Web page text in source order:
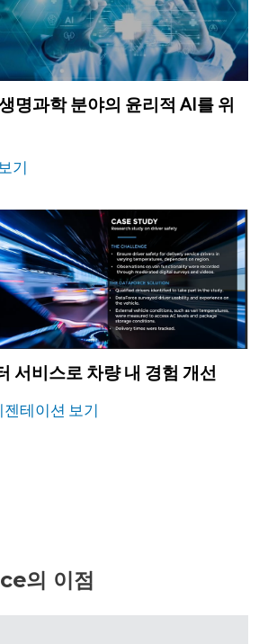
명과학 분야의 윤리적 AI를 위
기
서비스로 차량 내 경험 개선
테이션 보기
의 이점